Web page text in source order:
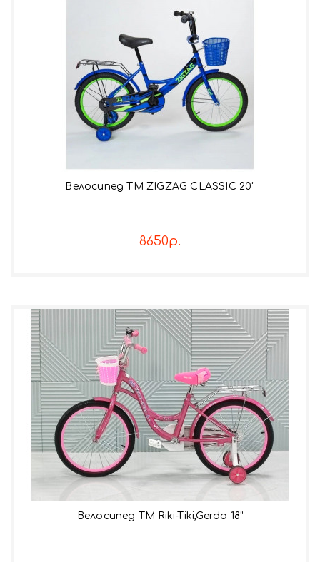
Велосипед TM ZIGZAG CLASSIC 20"
8650р.
Велосипед TM Riki-Tiki,Gerda 18"